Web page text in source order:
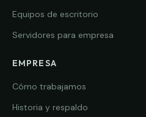
Equipos de escritorio
Servidores para empresa
EMPRESA
Cómo trabajamos
Historia y respaldo